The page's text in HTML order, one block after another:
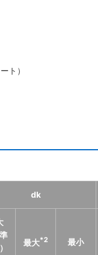
ト）
dk
最大*2 最小